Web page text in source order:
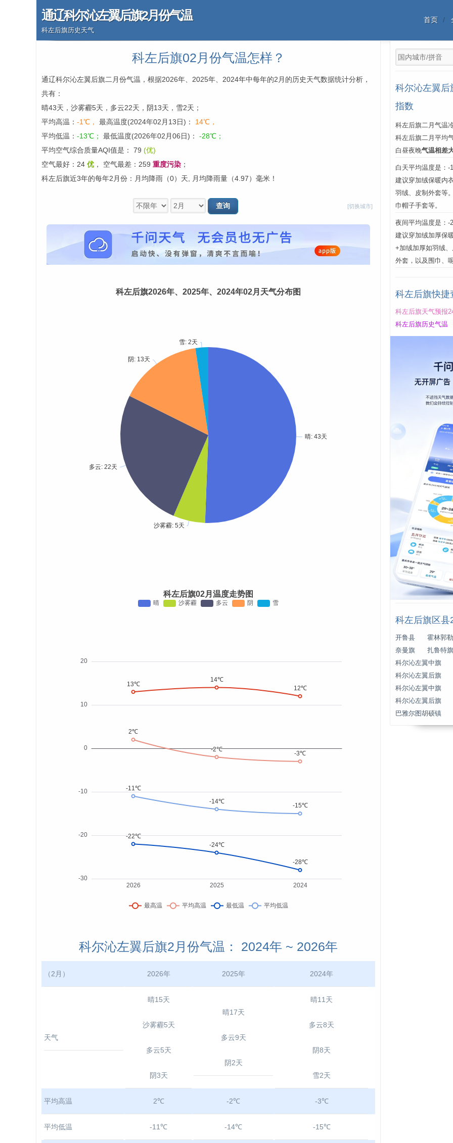
通辽科尔沁左翼后旗2月份气温
科左后旗历史天气
首页
科左后旗02月份气温怎样？
通辽科尔沁左翼后旗二月份气温，根据2026年、2025年、2024年中每年的2月的历史天气数据统计分析，
共有：
晴43天，沙雾霾5天，多云22天，阴13天，雪2天；
平均高温： -1℃， 最高温度(2024年02月13日)： 14℃，
平均低温： -13℃； 最低温度(2026年02月06日)： -28℃；
平均空气综合质量AQI值是： 79 (优)
空气最好：24 优， 空气最差：259 重度污染 ；
科左后旗近3年的每年2月份：月均降雨（0）天, 月均降雨量（4.97）毫米！
[切换城市]
科左后旗2026年、2025年、2024年02月天气分布图
科左后旗02月温度走势图
科尔沁左翼后旗2月份气温： 2024年 ~ 2026年
（2月） 2026年 2025年 2024年
天气
晴15天
沙雾霾5天
多云5天
阴3天
晴17天
多云9天
阴2天
晴11天
多云8天
阴8天
雪2天
平均高温 2℃ -2℃ -3℃
平均低温 -11℃ -14℃ -15℃
科尔沁左翼后
指数
科左后旗二月气温
科左后旗二月平均
白昼夜晚气温相差
白天平均温度是：
建议穿加绒保暖内
羽绒、皮制外套等
巾帽子手套等。
夜间平均温度是：
建议穿加绒加厚保
+加绒加厚如羽绒
外套，以及围巾、
科左后旗快捷
科左后旗天气预报
科左后旗历史气温
科左后旗区县
开鲁县
霍林郭
奈曼旗
扎鲁特旗
科尔沁左翼中旗
科尔沁左翼后旗
科尔沁左翼中旗
科尔沁左翼后旗
巴雅尔图胡硕镇